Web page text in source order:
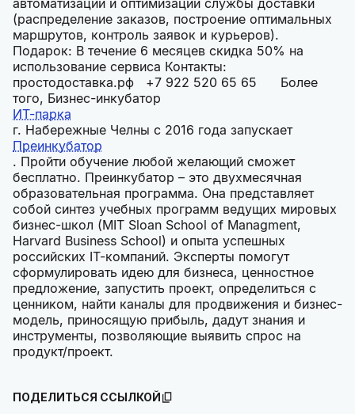
ИТ-парка
г. Набережные Челны с 2016 года запускает
Преинкубатор
. Пройти обучение любой желающий сможет
бесплатно. Преинкубатор – это двухмесячная
образовательная программа. Она представляет
собой синтез учебных программ ведущих мировых
бизнес-школ (MIT Sloan School of Managment,
Harvard Business School) и опыта успешных
российских IT-компаний. Эксперты помогут
сформулировать идею для бизнеса, ценностное
предложение, запустить проект, определиться с
ценником, найти каналы для продвижения и бизнес-
модель, приносящую прибыль, дадут знания и
инструменты, позволяющие выявить спрос на
продукт/проект.
ПОДЕЛИТЬСЯ ССЫЛКОЙ